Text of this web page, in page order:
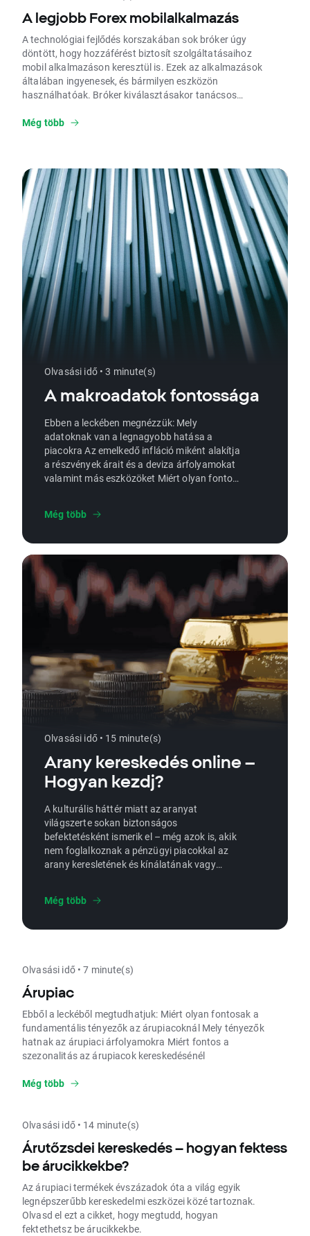
A legjobb Forex mobilalkalmazás
A technológiai fejlődés korszakában sok bróker úgy
döntött, hogy hozzáférést biztosít szolgáltatásaihoz
mobil alkalmazáson keresztül is. Ezek az alkalmazások
általában ingyenesek, és bármilyen eszközön
használhatóak. Bróker kiválasztásakor tanácsos
kínálnak, és hogy ezek az eszközök megfelelnek-e az Ön
Még több
Olvasási idő • 3 minute(s)
A makroadatok fontossága
Ebben a leckében megnézzük: Mely
adatoknak van a legnagyobb hatása a
piacokra Az emelkedő infláció miként alakítja
a részvények árait és a deviza árfolyamokat
valamint más eszközöket Miért olyan fontos
Még több
Olvasási idő • 15 minute(s)
Arany kereskedés online –
Hogyan kezdj?
A kulturális háttér miatt az aranyat
világszerte sokan biztonságos
befektetésként ismerik el – még azok is, akik
nem foglalkoznak a pénzügyi piacokkal az
arany keresletének és kínálatának vagy
egyedülálló tulajdonságai miatt a gazdasági
ellenére is megőrzi értékét. Az aranyba való
a portfóliójukat, fedeznék magukat az
infláció ellen, vagy egyszerűen csak élvezik az
arany szépségét, értékét és az arany mint
fizikai árucikk birtoklásának presztízsét. Ha
érdekel a befektetés aranyba, az
aranybefektetés vagy az arany mint
befektetés, ez a megközelítés különösen
fejlődés különböző módokat teremtett a
online, arany tőzsde eszközökről vagy akár
aranykereskedésről. Ebben a cikkben
megtudhatod, hogyan vásárolhatsz aranyat,
hogyan fektethetsz be, hogyan
kereskedhetsz arany CFD-kkel, és mikor
érdemes ezt véghez vinni.
Még több
Olvasási idő • 7 minute(s)
Árupiac
Ebből a leckéből megtudhatjuk: Miért olyan fontosak a
fundamentális tényezők az árupiacoknál Mely tényezők
hatnak az árupiaci árfolyamokra Miért fontos a
szezonalitás az árupiacok kereskedésénél
Még több
Olvasási idő • 14 minute(s)
Árutőzsdei kereskedés – hogyan fektess
be árucikkekbe?
Az árupiaci termékek évszázadok óta a világ egyik
legnépszerűbb kereskedelmi eszközei közé tartoznak.
Olvasd el ezt a cikket, hogy megtudd, hogyan
fektethetsz be árucikkekbe.